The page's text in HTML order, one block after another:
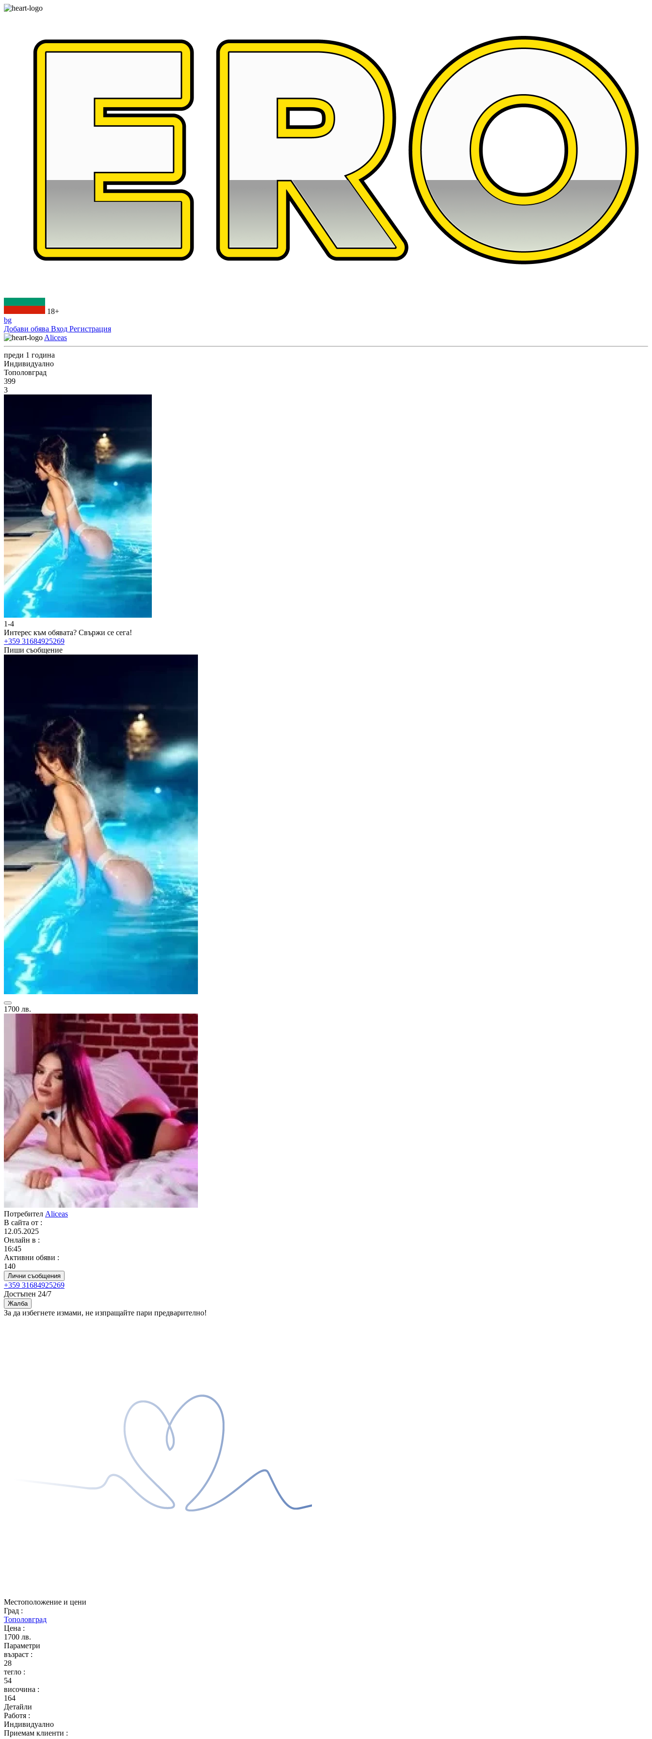
18+
bg
Добави обява Вход Регистрация
Aliceas
преди 1 година
Индивидуално
Тополовград
399
3
1-4
Интерес към обявата? Свържи се сега!
+359 31684925269
Пиши съобщение
1700 лв.
Потребител Aliceas
В сайта от :
12.05.2025
Онлайн в :
16:45
Активни обяви :
140
Лични съобщения
+359 31684925269
Достъпен 24/7
Жалба
За да избегнете измами, не изпращайте пари предварително!
Местоположение и цени
Град :
Тополовград
Цена :
1700 лв.
Параметри
възраст :
28
тегло :
54
височина :
164
Детайли
Работя :
Индивидуално
Приемам клиенти :